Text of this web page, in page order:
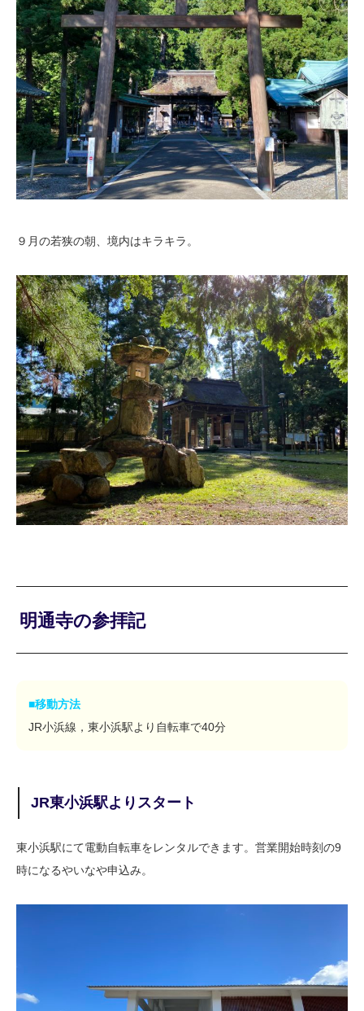
９月の若狭の朝、境内はキラキラ。
明通寺の参拝記
■移動方法
JR小浜線，東小浜駅より自転車で40分
JR東小浜駅よりスタート
東小浜駅にて電動自転車をレンタルできます。営業開始時刻の9
時になるやいなや申込み。